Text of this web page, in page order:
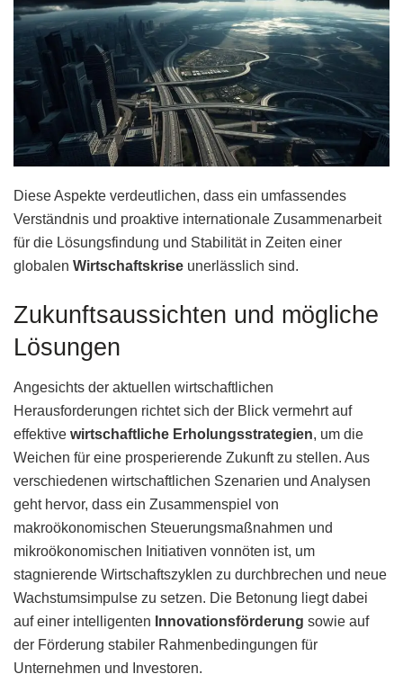
Diese Aspekte verdeutlichen, dass ein umfassendes
Verständnis und proaktive internationale Zusammenarbeit
für die Lösungsfindung und Stabilität in Zeiten einer
globalen Wirtschaftskrise unerlässlich sind.
Zukunftsaussichten und mögliche
Lösungen
Angesichts der aktuellen wirtschaftlichen
Herausforderungen richtet sich der Blick vermehrt auf
effektive wirtschaftliche Erholungsstrategien, um die
Weichen für eine prosperierende Zukunft zu stellen. Aus
verschiedenen wirtschaftlichen Szenarien und Analysen
geht hervor, dass ein Zusammenspiel von
makroökonomischen Steuerungsmaßnahmen und
mikroökonomischen Initiativen vonnöten ist, um
stagnierende Wirtschaftszyklen zu durchbrechen und neue
Wachstumsimpulse zu setzen. Die Betonung liegt dabei
auf einer intelligenten Innovationsförderung sowie auf
der Förderung stabiler Rahmenbedingungen für
Unternehmen und Investoren.